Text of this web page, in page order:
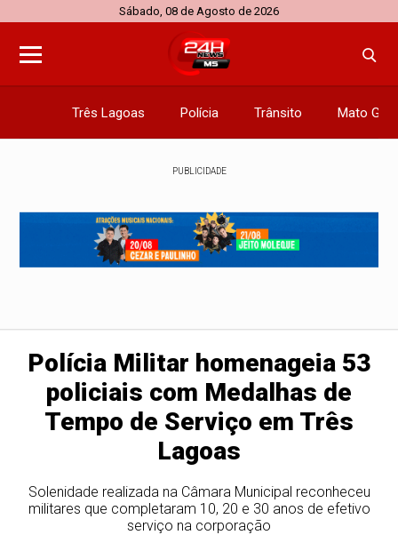
Sábado, 08 de Agosto de 2026
Três Lagoas Polícia Trânsito Mato
PUBLICIDADE
Polícia Militar homenageia 53
policiais com Medalhas de
Tempo de Serviço em Três
Lagoas
Solenidade realizada na Câmara Municipal reconheceu
militares que completaram 10, 20 e 30 anos de efetivo
serviço na corporação